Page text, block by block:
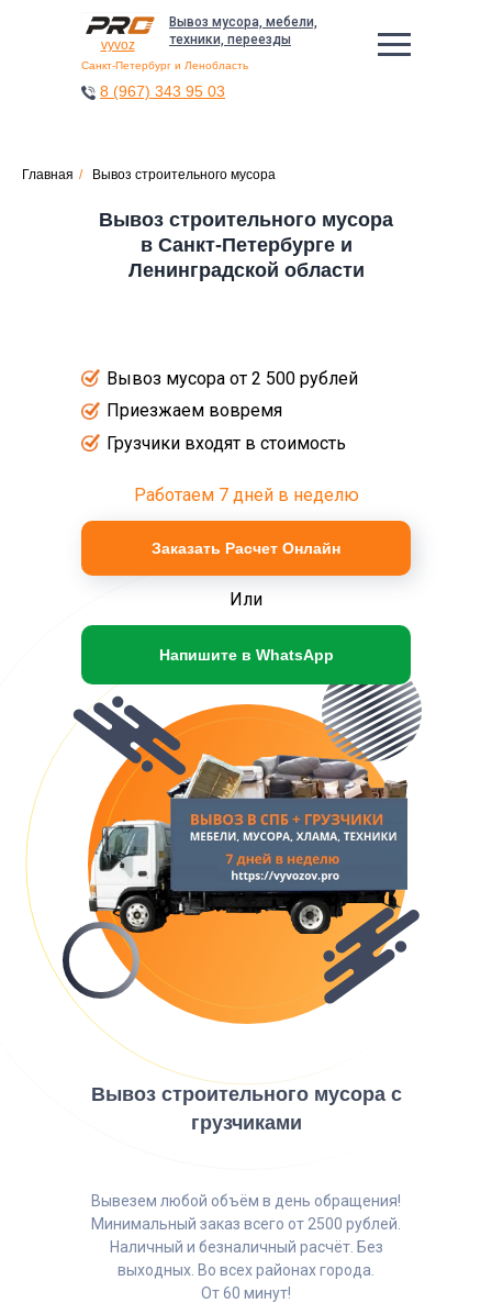
vyvoz
Вывоз мусора, мебели,
техники, переезды
Санкт-Петербург и Ленобласть
8 (967) 343 95 03
Главная / Вывоз строительного мусора
Вывоз строительного мусора
в Санкт-Петербурге и
Ленинградской области
Заказать Расчет Онлайн
Работаем 7 дней в неделю
Или
Напишите в WhatsApp
Вывоз мусора от 2 500 рублей
Приезжаем вовремя
Грузчики входят в стоимость
Вывоз строительного мусора с
грузчиками
Вывезем любой объём в день обращения!
Минимальный заказ всего от 2500 рублей.
Наличный и безналичный расчёт. Без
выходных. Во всех районах города.
От 60 минут!